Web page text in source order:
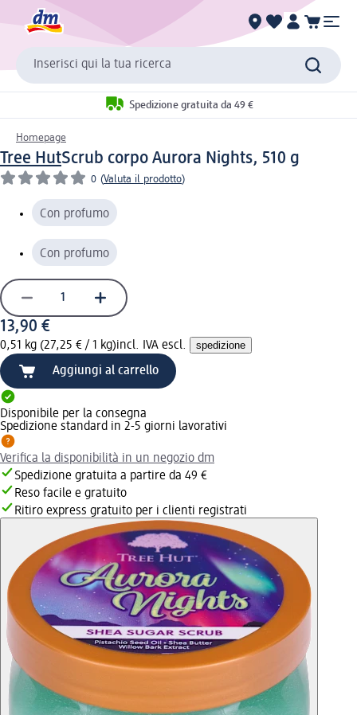
Inserisci qui la tua ricerca
Spedizione gratuita da 49 €
Homepage
Tree HutScrub corpo Aurora Nights, 510 g
0 (Valuta il prodotto)
Con profumo
Con profumo
13,90 €
0,51 kg (27,25 € / 1 kg)incl. IVA escl. spedizione
Aggiungi al carrello
Disponibile per la consegna
Spedizione standard in 2-5 giorni lavorativi
Verifica la disponibilità in un negozio dm
Spedizione gratuita a partire da 49 €
Reso facile e gratuito
Ritiro express gratuito per i clienti registrati